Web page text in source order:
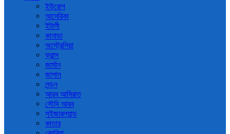
ইউরোপ
আমেরিকা
ইটালী
কানাডা
অস্ট্রেলিয়া
ফ্রান্স
জার্মান
জাপান
লন্ডন
আরব আমিরাত
সৌদি আরব
সুইজারল্যান্ড
কাতার